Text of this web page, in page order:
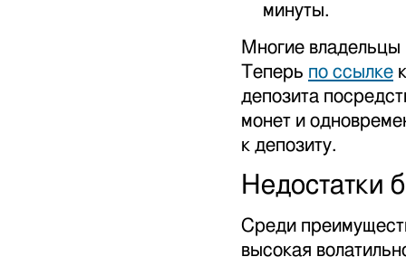
минуты.
Многие владельцы
Теперь по ссылке
депозита
монет и
к депозиту.
Недостатки
Среди
высокая